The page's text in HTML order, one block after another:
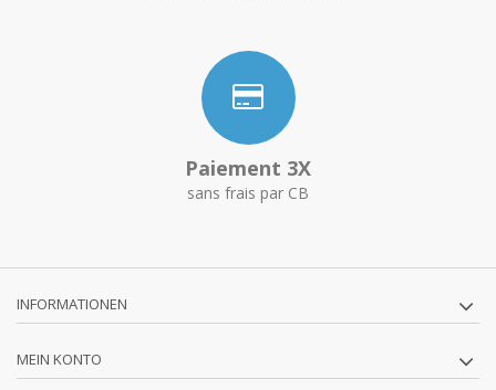
Paiement 3X
sans frais par CB
INFORMATIONEN
MEIN KONTO